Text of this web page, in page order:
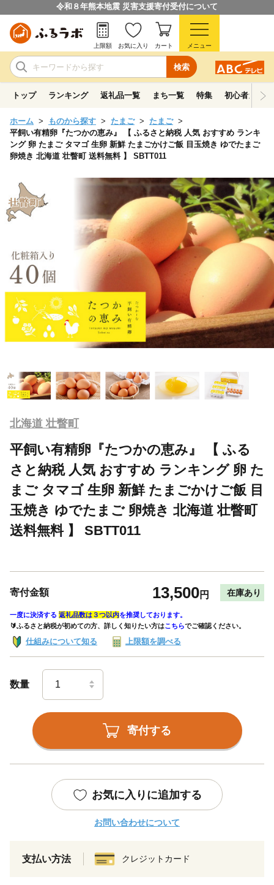
令和８年熊本地震 災害支援寄付受付について
検索
上限額 お気に入り カート メニュー
トップ ランキング 返礼品一覧 まち一覧 特集 初心者ガイド
ホーム ものから探す たまご
たまご
平飼い有精卵『たつかの恵み』 【 ふるさと納税 人気 おすすめ ランキ
ング 卵 たまご タマゴ 生卵 新鮮 たまごかけご飯 目玉焼き ゆでたまご
卵焼き 北海道 壮瞥町 送料無料 】 SBTT011
北海道 壮瞥町
平飼い有精卵『たつかの恵み』 【 ふる
さと納税 人気 おすすめ ランキング 卵 た
まご タマゴ 生卵 新鮮 たまごかけご飯 目
玉焼き ゆでたまご 卵焼き 北海道 壮瞥町
送料無料 】 SBTT011
寄付金額 13,500円 在庫あり
一度に決済する 返礼品数は３つ以内を推奨しております。
🔰ふるさと納税が初めての方、詳しく知りたい方はこちらでご確認ください。
仕組みについて知る 上限額を調べる
数量
寄付する
お気に入りに追加する
お問い合わせについて
支払い方法 クレジットカード